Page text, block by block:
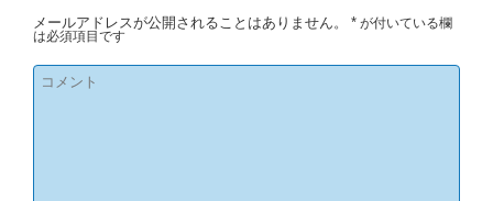
メールアドレスが公開されることはありません。 * が付いている欄
は必須項目です